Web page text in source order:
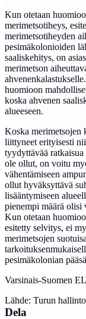
Kun otetaan
merimetsotiheys,
merimetsotiheyden
pesimäkolonioiden
saaliskehitys, on
merimetson
huomioon
koska ahvenen
alueeseen.
Koska merimetsojen
liittyneet erityisesti
tyydyttävää ratkaisua
ole ollut, on voitu
vähentämiseen
ollut hyväksyttävä
lisääntymiseen
pienempi määrä olisi
Kun otetaan
esitetty selvitys, ei
merimetsojen
pesimäkolonian
Varsinais-Suomen
Lähde: Turun
Dela